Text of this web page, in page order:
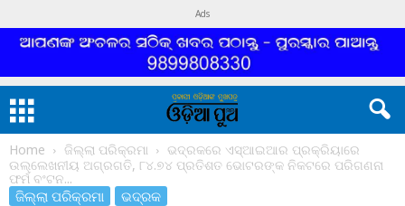
Ads
Home ଜିଲ୍ଲା ପରିକ୍ରମା
ଭଦ୍ରକରେ ଏସ୍‌ଆଇଆର ପ୍ରକ୍ରିୟାରେ
ଉଲ୍ଲେଖନୀୟ ଅଗ୍ରଗତି, ୮୪.୭୪ ପ୍ରତିଶତ ଭୋଟରଙ୍କ ନିକଟରେ ପରିଗଣନା
ଫର୍ମ ବଂଟନ...
ଜିଲ୍ଲା ପରିକ୍ରମା ଭଦ୍ରକ